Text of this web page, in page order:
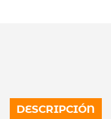
DESCRIPCIÓN